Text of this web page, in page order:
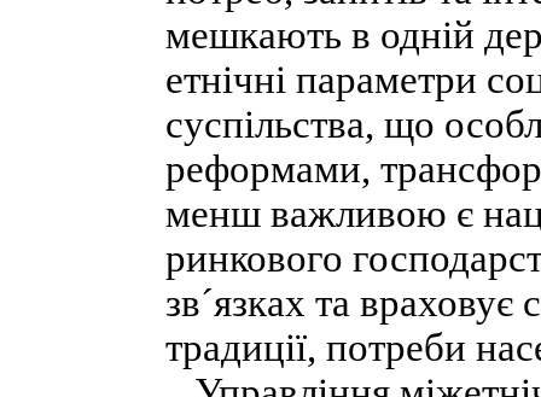
мешкають в одній
етнічні параметри
суспільства, що
реформами,
менш важливою є
ринкового
зв´язках та враховує
традиції, потреби